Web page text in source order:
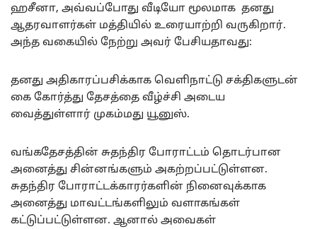
ஹசீனா, அவ்வப்போது வீடியோ மூலமாக தனது
ஆதரவாளர்கள் மத்தியில் உரையாற்றி வருகிறார்.
அந்த வகையில் நேற்று அவர் பேசியதாவது:
தனது அதிகாரப்பசிக்காக வெளிநாட்டு சக்திகளுடன்
கை கோர்த்து தேசத்தை வீழ்ச்சி அடைய
வைத்துள்ளார் முகம்மது யூனுஸ்.
வங்கதேசத்தின் சுதந்திர போராட்டம் தொடர்பான
அனைத்து சின்னங்களும் அகற்றப்பட்டுள்ளன.
சுதந்திர போராட்டக்காரர்களின் நினைவுக்காக
அனைத்து மாவட்டங்களிலும் வளாகங்கள்
கட்டுப்பட்டுள்ளன. ஆனால் அவைகள்